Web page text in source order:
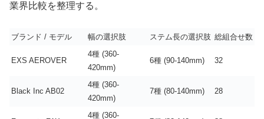
業界比較を整理する。
ブランド / モデル 幅の選択肢 ステム長の選択肢 総組合せ数
EXS AEROVER
4種 (360-
420mm)
6種 (90-140mm) 32
Black Inc AB02
4種 (360-
420mm)
7種 (80-140mm) 28
4種 (360-